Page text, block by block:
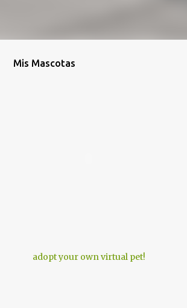
Mis Mascotas
adopt your own virtual pet!